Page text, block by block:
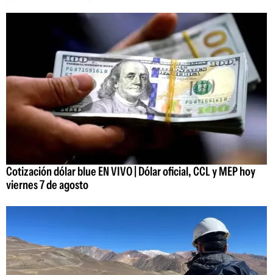
Cotización dólar blue EN VIVO | Dólar oficial, CCL y MEP hoy
viernes 7 de agosto